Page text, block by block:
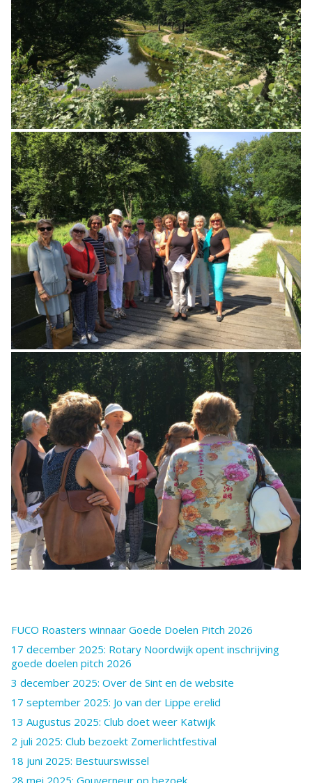
FUCO Roasters winnaar Goede Doelen Pitch 2026
17 december 2025: Rotary Noordwijk opent inschrijving
goede doelen pitch 2026
3 december 2025: Over de Sint en de website
17 september 2025: Jo van der Lippe erelid
13 Augustus 2025: Club doet weer Katwijk
2 juli 2025: Club bezoekt Zomerlichtfestival
18 juni 2025: Bestuurswissel